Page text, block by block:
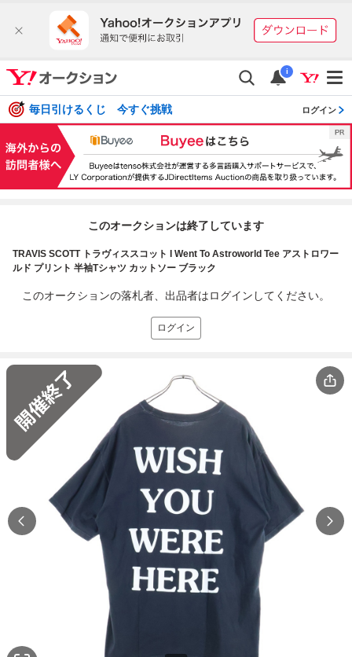
i
毎日引けるくじ 今すぐ挑戦 ログイン
このオークションは終了しています
TRAVIS SCOTT トラヴィススコット I Went To Astroworld Tee アストロワー
ルド プリント 半袖Tシャツ カットソー ブラック
このオークションの落札者、出品者はログインしてください。
ログイン